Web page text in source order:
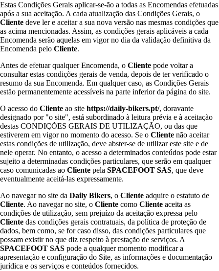
Estas Condições Gerais aplicar-se-ão a todas as Encomendas efetuadas
após a sua aceitação. A cada atualização das Condições Gerais, o
Cliente deve ler e aceitar a sua nova versão nas mesmas condições que
as acima mencionadas. Assim, as condições gerais aplicáveis a cada
Encomenda serão aquelas em vigor no dia da validação definitiva da
Encomenda pelo Cliente.
Antes de efetuar qualquer Encomenda, o Cliente pode voltar a
consultar estas condições gerais de venda, depois de ter verificado o
resumo da sua Encomenda. Em qualquer caso, as Condições Gerais
estão permanentemente acessíveis na parte inferior da página do site.
O acesso do Cliente ao site https://daily-bikers.pt/, doravante
designado por "o site", está subordinado à leitura prévia e à aceitação
destas CONDIÇÕES GERAIS DE UTILIZAÇÃO, ou das que
estiverem em vigor no momento do acesso. Se o Cliente não aceitar
estas condições de utilização, deve abster-se de utilizar este site e de
nele operar. No entanto, o acesso a determinados conteúdos pode estar
sujeito a determinadas condições particulares, que serão em qualquer
caso comunicadas ao Cliente pela SPACEFOOT SAS, que deve
eventualmente aceitá-las expressamente.
Ao navegar no site da Daily Bikers, o Cliente adquire o estatuto de
Cliente. Ao navegar no site, o Cliente como Cliente aceita as
condições de utilização, sem prejuízo da aceitação expressa pelo
Cliente das condições gerais contratuais, da política de proteção de
dados, bem como, se for caso disso, das condições particulares que
possam existir no que diz respeito à prestação de serviços. A
SPACEFOOT SAS pode a qualquer momento modificar a
apresentação e configuração do Site, as informações e documentação
jurídica e os serviços e conteúdos fornecidos.